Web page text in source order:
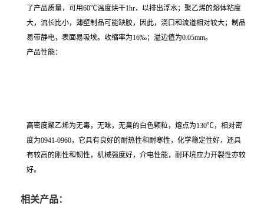
了产品质量，可用60℃温度烘干1hr，以排出浮水；聚乙烯的熔体粘度
大，流长比小，薄壁制品可能缺胶，因此，浇口和流道相对较大；制品
易带静电，表面易吸埃。收缩率为16‰；溢边值为0.05mm。
产品性能：
高密度聚乙烯为无毒，无味，无臭的白色颗粒，熔点为130℃，相对密
度为0941-0960，它具有良好的耐热性和耐寒性，化学稳定性好，还具
有较高的刚性和韧性，机械强度好，介电性能，耐环境应力开裂性亦较
好。
相关产品：